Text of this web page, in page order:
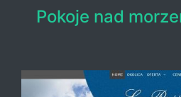
Pokoje nad